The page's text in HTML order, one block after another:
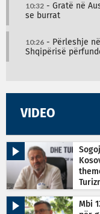
10:32 - Gratë në
se burrat
10:26 - Përleshje
Shqipërisë
VIDEO
Mbi